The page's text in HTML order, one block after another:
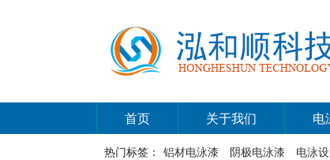
首页 关于我们 电
热门标签： 铝材电泳漆 阴极电泳漆 电泳